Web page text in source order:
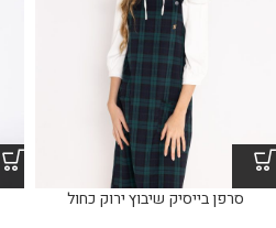
סרפן בייסיק שיבוץ ירוק כחול